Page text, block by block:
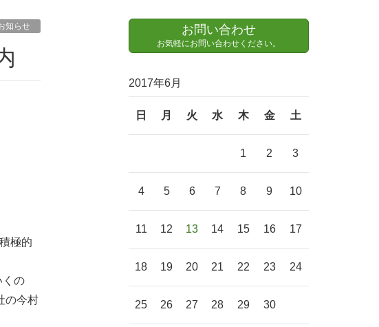
知らせ
極的
くの
の今村
お問い合わせ
お気軽にお問い合わせください。
2017年6月
日 月 火 水 木 金 土
1 2 3
4 5 6 7 8 9 10
11 12 13 14 15 16 17
18 19 20 21 22 23 24
25 26 27 28 29 30